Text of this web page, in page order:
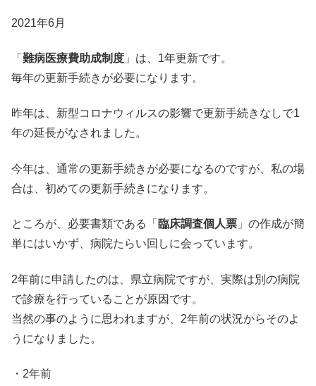
2021年6月
「 難病医療費助成制度 」は、1年更新です。
毎年の更新手続きが必要になります。
昨年は、新型コロナウィルスの影響で更新手続きなしで1
年の延長がなされました。
今年は、通常の更新手続きが必要になるのですが、私の場
合は、初めての更新手続きになります。
ところが、必要書類である「 臨床調査個人票 」の作成が簡
単にはいかず、病院たらい回しに会っています。
2年前に申請したのは、県立病院ですが、実際は別の病院
で診療を行っていることが原因です。
当然の事のように思われますが、2年前の状況からそのよ
うになりました。
・2年前